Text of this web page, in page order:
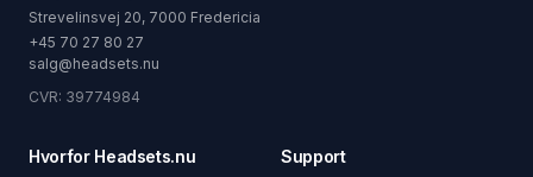
Strevelinsvej 20, 7000 Fredericia
+45 70 27 80 27
salg@headsets.nu
CVR: 39774984
Hvorfor Headsets.nu Support